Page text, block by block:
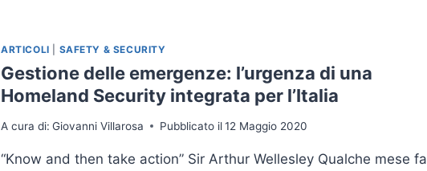
SICUREZZA
PANDEMICA
ARTICOLI SAFETY & SECURITY
Gestione delle emergenze: l’urgenza di una
Homeland Security integrata per l’Italia
A cura di: Giovanni Villarosa Pubblicato il 12 Maggio 2020
“Know and then take action” Sir Arthur Wellesley Qualche mese fa